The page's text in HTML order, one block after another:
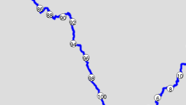
96
8
88
92
100 6
10
86
90
94
98